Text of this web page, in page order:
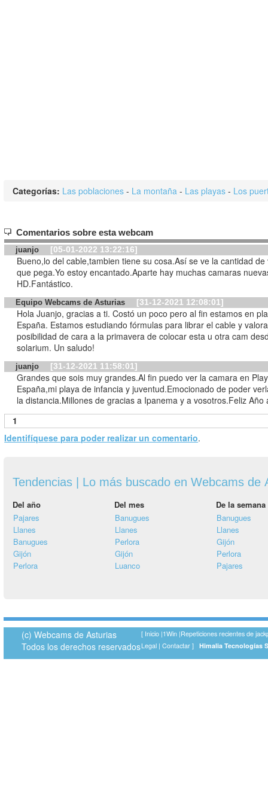
Categorías: Las poblaciones - La montaña - Las playas - Los
Comentarios sobre esta webcam
juanjo [05-01-2022 13:22:16]
Bueno,lo del cable,tambien tiene su cosa.Así se ve la cantidad de
que pega.Yo estoy encantado.Aparte hay muchas camaras
HD.Fantástico.
Equipo Webcams de Asturias [31-12-2021 12:08:01]
Hola Juanjo, gracias a ti. Costó un poco pero al fin estamos en
España. Estamos estudiando fórmulas para librar el cable y
posibilidad de cara a la primavera de colocar esta u otra cam
solarium. Un saludo!
juanjo [31-12-2021 11:58:01]
Grandes que sois muy grandes.Al fin puedo ver la camara en
España,mi playa de infancia y juventud.Emocionado de poder
la distancia.Millones de gracias a Ipanema y a vosotros.Feliz Año
1
Identifíquese para poder realizar un comentario.
Tendencias | Lo más buscado en Webcams de
Del año Del mes
De la semana
Pajares
Llanes
Banugues
Gijón
Perlora
Banugues
Llanes
Perlora
Gijón
Luanco
Banugues
Llanes
Gijón
Perlora
Pajares
(c) Webcams de Asturias
Todos los derechos reservados
[ Inicio |1Win |Repeticiones recientes de
Legal | Contactar Himalia Tecnologías